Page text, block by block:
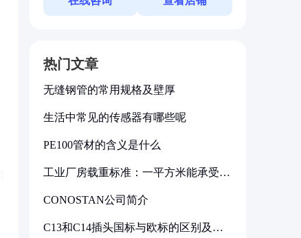
热门文章
无缝钢管的常用规格及壁厚
生活中常见的传感器有哪些呢
PE100管材的含义是什么
工业厂房载重标准：一平方米能承受多
CONOSTAN公司简介
C13和C14插头国标与欧标的区别及其